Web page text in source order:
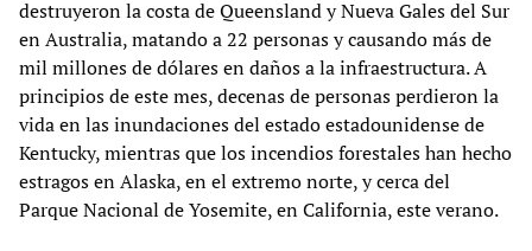
destruyeron la costa de Queensland y Nueva Gales del Sur
en Australia, matando a 22 personas y causando más de
mil millones de dólares en daños a la infraestructura. A
principios de este mes, decenas de personas perdieron la
vida en las inundaciones del estado estadounidense de
Kentucky, mientras que los incendios forestales han hecho
estragos en Alaska, en el extremo norte, y cerca del
Parque Nacional de Yosemite, en California, este verano.